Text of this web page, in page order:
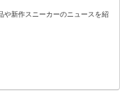
や新作スニーカーのニュースを紹